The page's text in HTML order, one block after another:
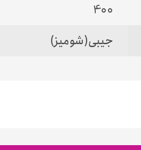
400
جیبی(شومیز)